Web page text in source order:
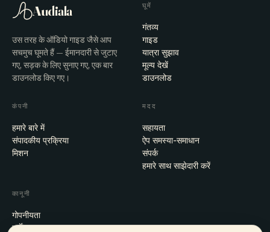
Audiala
उस तरह के ऑडियो गाइड जैसे आप
सचमुच घूमते हैं — ईमानदारी से जुटाए
गए, सड़क के लिए सुनाए गए, एक बार
डाउनलोड किए गए।
घूमें
गंतव्य
गाइड
यात्रा सुझाव
मूल्य देखें
डाउनलोड
कंपनी
हमारे बारे में
संपादकीय प्रक्रिया
मिशन
मदद
सहायता
ऐप समस्या-समाधान
संपर्क
हमारे साथ साझेदारी करें
कानूनी
गोपनीयता
शर्तें